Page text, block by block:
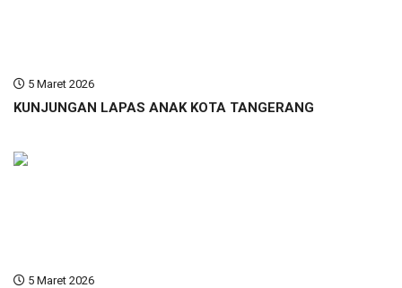
5 Maret 2026
KUNJUNGAN LAPAS ANAK KOTA TANGERANG
5 Maret 2026